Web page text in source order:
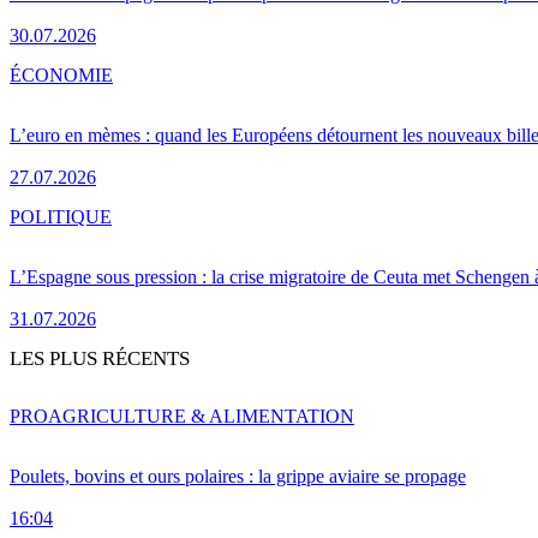
30.07.2026
L’euro en mèmes : quand les Européens détournent les nouveaux
27.07.2026
ÉCONOMIE
L’Espagne sous pression : la crise migratoire de Ceuta met Schengen
31.07.2026
POLITIQUE
LES PLUS RÉCENTS
Poulets, bovins et ours polaires : la grippe aviaire se propage
16:04
PROAGRICULTURE & ALIMENTATION